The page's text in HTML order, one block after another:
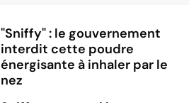
"Sniffy" : le gouvernement
interdit cette poudre
énergisante à inhaler par le
nez